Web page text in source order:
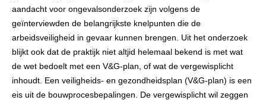
aandacht voor ongevalsonderzoek zijn volgens de
geïnterviewden de belangrijkste knelpunten die de
arbeidsveiligheid in gevaar kunnen brengen. Uit het onderzoek
blijkt ook dat de praktijk niet altjid helemaal bekend is met wat
de wet bedoelt met een V&G-plan, of wat de vergewisplicht
inhoudt. Een veiligheids- en gezondheidsplan (V&G-plan) is een
eis uit de bouwprocesbepalingen. De vergewisplicht wil zeggen